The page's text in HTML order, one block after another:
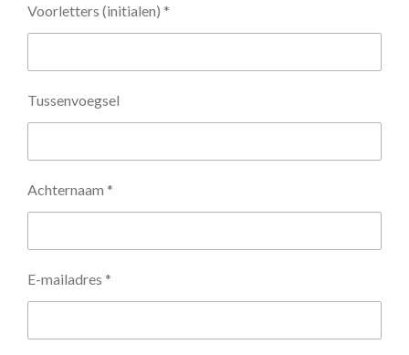
Voorletters (initialen) *
Tussenvoegsel
Achternaam *
E-mailadres *